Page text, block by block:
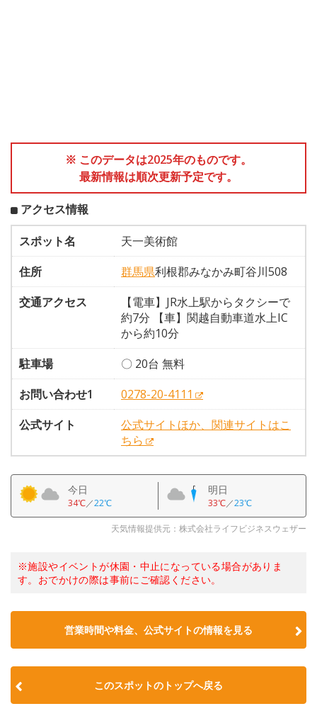
※ このデータは2025年のものです。
最新情報は順次更新予定です。
アクセス情報
スポット名
天一美術館
住所
群馬県利根郡みなかみ町谷川508
交通アクセス
【電車】JR水上駅からタクシーで
約7分 【車】関越自動車道水上IC
から約10分
駐車場
〇 20台 無料
お問い合わせ1
0278-20-4111
公式サイト
公式サイトほか、関連サイトはこ
ちら
今日
34℃／22℃
明日
33℃／23℃
天気情報提供元：株式会社ライフビジネスウェザー
※施設やイベントが休園・中止になっている場合がありま
す。おでかけの際は事前にご確認ください。
営業時間や料金、公式サイトの情報を見る
このスポットのトップへ戻る